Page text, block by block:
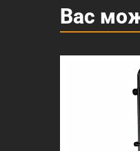
Вас